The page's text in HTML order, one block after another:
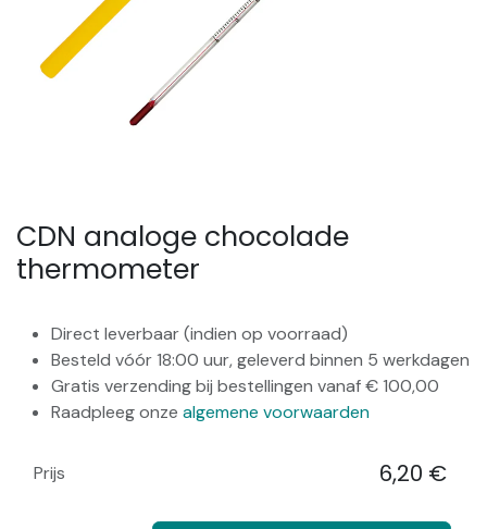
CDN analoge chocolade
thermometer
Direct leverbaar (indien op voorraad)
Besteld vóór 18:00 uur, geleverd binnen 5 werkdagen
Gratis verzending bij bestellingen vanaf € 100,00
Raadpleeg onze algemene voorwaarden
Prijs 6,20 €